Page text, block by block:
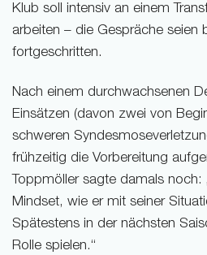
Klub soll intensiv an einem
arbeiten – die Gespräche seien
fortgeschritten.
Nach einem durchwachsenen
Einsätzen (davon zwei von
schweren
frühzeitig die Vorbereitung
Toppmöller sagte damals noch:
Mindset, wie er mit seiner
Spätestens in der nächsten
Rolle spielen.“